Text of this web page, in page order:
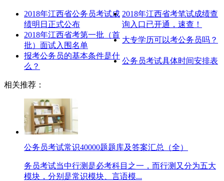
2018年江西省公务员考试成
绩明日正式公布
2018年江西省考笔试成绩查
询入口已开通，速查！
2018年江西省考第一批（首
批）面试入围名单
大专学历可以考公务员吗？
报考公务员的基本条件是什
么？
公务员考试具体时间安排表
相关推荐：
公务员考试常识40000题题库及答案汇总（全）
务员考试当中行测是必考科目之一，而行测又分为五大
模块，分别是常识模块、言语模...